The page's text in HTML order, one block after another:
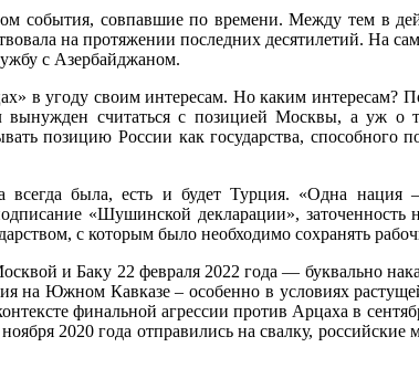
события, совпавшие по времени. Между тем в
на протяжении последних десятилетий. На
с Азербайджаном.
в угоду своим интересам. Но каким
считаться с позицией Москвы, а уж о
позицию России как государства, способного
была, есть и будет Турция. «Одна нация —
«Шушинской декларации»,
с которым было необходимо сохранять
и Баку 22 февраля 2022 года — буквально
на Южном Кавказе – особенно в условиях
финальной агрессии против Арцаха в
2020 года отправились на свалку,